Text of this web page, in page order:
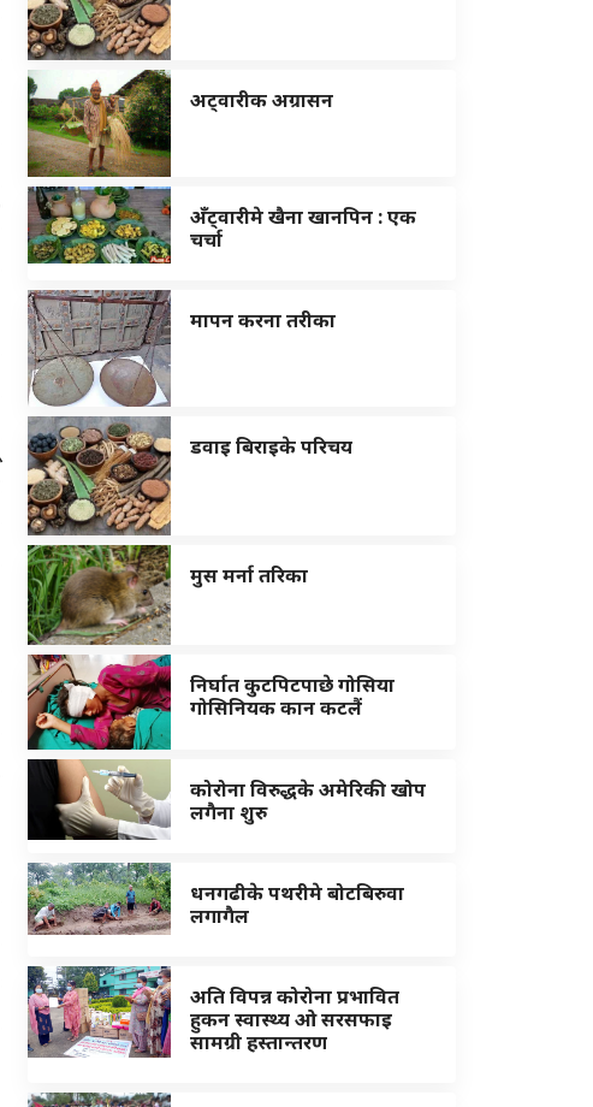
अट्वारीक अग्रासन
अँट्वारीमे खैना खानपिन : एक
चर्चा
मापन करना तरीका
डवाइ बिराइके परिचय
मुस मर्ना तरिका
निर्घात कुटपिटपाछे गोसिया
गोसिनियक कान कटलैं
कोरोना विरुद्धके अमेरिकी खोप
लगैना शुरु
धनगढीके पथरीमे बोटबिरुवा
लगागैल
अति विपन्न कोरोना प्रभावित
हुकन स्वास्थ्य ओ सरसफाइ
सामग्री हस्तान्तरण